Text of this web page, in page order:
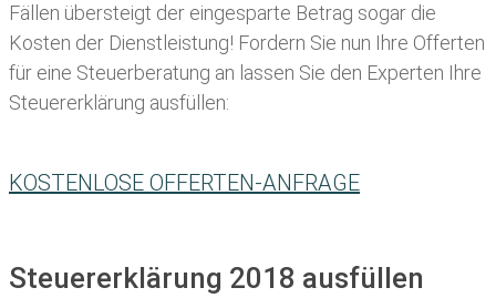
Fällen übersteigt der eingesparte Betrag sogar die
Kosten der Dienstleistung! Fordern Sie nun Ihre Offerten
für eine Steuerberatung an lassen Sie den Experten Ihre
Steuererklärung ausfüllen:
KOSTENLOSE OFFERTEN-ANFRAGE
Steuererklärung 2018 ausfüllen